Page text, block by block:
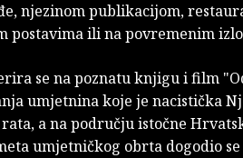
njezinom publikacijom,
postavima ili na povremenim
se na poznatu knjigu i film
umjetnina koje je nacistička
a na području istočne
umjetničkog obrta dogodio